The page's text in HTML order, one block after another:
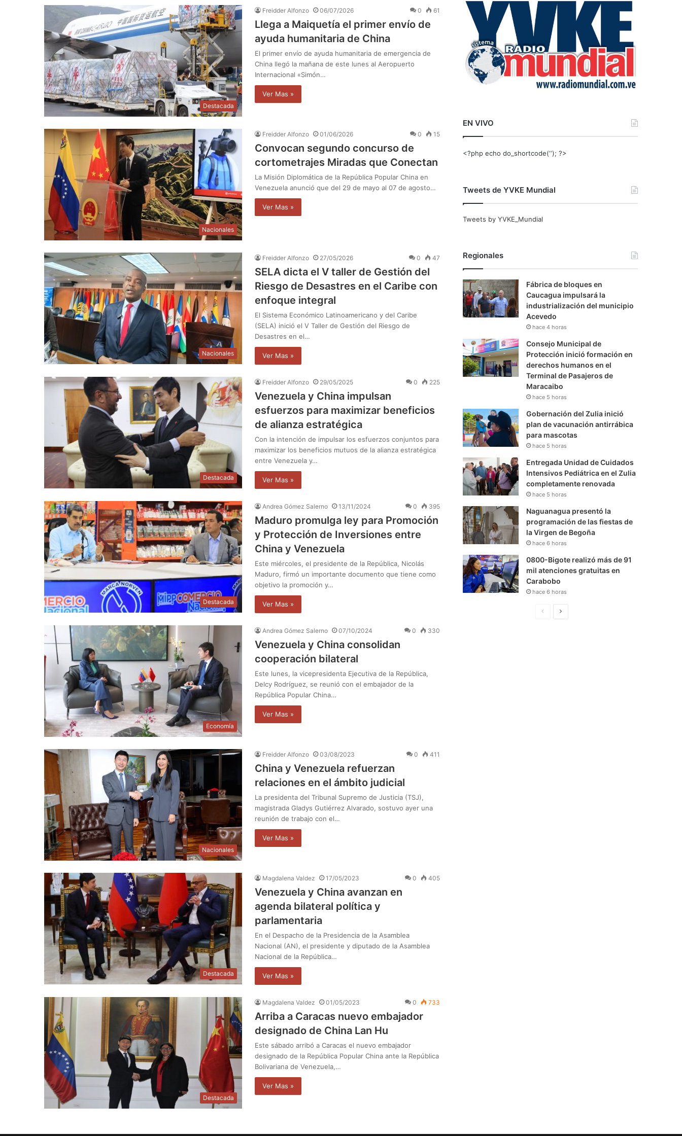
Destacada
Freidder Alfonzo 06/07/2026 0 61
Llega a Maiquetía el primer envío de
ayuda humanitaria de China
El primer envío de ayuda humanitaria de emergencia de
China llegó la mañana de este lunes al Aeropuerto
Internacional «Simón…
Ver Mas »
Nacionales
Freidder Alfonzo 01/06/2026 0 15
Convocan segundo concurso de
cortometrajes Miradas que Conectan
La Misión Diplomática de la República Popular China en
Venezuela anunció que del 29 de mayo al 07 de agosto…
Ver Mas »
Nacionales
Freidder Alfonzo 27/05/2026 0 47
SELA dicta el V taller de Gestión del
Riesgo de Desastres en el Caribe con
enfoque integral
El Sistema Económico Latinoamericano y del Caribe
(SELA) inició el V Taller de Gestión del Riesgo de
Desastres en el…
Ver Mas »
Destacada
Freidder Alfonzo 29/05/2025 0 225
Venezuela y China impulsan
esfuerzos para maximizar beneficios
de alianza estratégica
Con la intención de impulsar los esfuerzos conjuntos para
maximizar los beneficios mutuos de la alianza estratégica
entre Venezuela y…
Ver Mas »
Destacada
Andrea Gómez Salerno 13/11/2024 0 395
Maduro promulga ley para Promoción
y Protección de Inversiones entre
China y Venezuela
Este miércoles, el presidente de la República, Nicolás
Maduro, firmó un importante documento que tiene como
objetivo la promoción y…
Ver Mas »
Economía
Andrea Gómez Salerno 07/10/2024 0 330
Venezuela y China consolidan
cooperación bilateral
Este lunes, la vicepresidenta Ejecutiva de la República,
Delcy Rodríguez, se reunió con el embajador de la
República Popular China…
Ver Mas »
Nacionales
Freidder Alfonzo 03/08/2023 0 411
China y Venezuela refuerzan
relaciones en el ámbito judicial
La presidenta del Tribunal Supremo de Justicia (TSJ),
magistrada Gladys Gutiérrez Alvarado, sostuvo ayer una
reunión de trabajo con el…
Ver Mas »
Destacada
Magdalena Valdez 17/05/2023 0 405
Venezuela y China avanzan en
agenda bilateral política y
parlamentaria
En el Despacho de la Presidencia de la Asamblea
Nacional (AN), el presidente y diputado de la Asamblea
Nacional de la República…
Ver Mas »
Destacada
Magdalena Valdez 01/05/2023 0 733
Arriba a Caracas nuevo embajador
designado de China Lan Hu
Este sábado arribó a Caracas el nuevo embajador
designado de la República Popular China ante la República
Bolivariana de Venezuela,…
Ver Mas »
r
EN VIVO
<?php echo do_shortcode(‘‘); ?>
Tweets de YVKE Mundial
Tweets by YVKE_Mundial
Regionales
Fábrica de bloques en
Caucagua impulsará la
industrialización del municipio
Acevedo
hace 4 horas
Consejo Municipal de
Protección inició formación en
derechos humanos en el
Terminal de Pasajeros de
Maracaibo
hace 5 horas
Gobernación del Zulia inició
plan de vacunación antirrábica
para mascotas
hace 5 horas
Entregada Unidad de Cuidados
Intensivos Pediátrica en el Zulia
completamente renovada
hace 5 horas
Naguanagua presentó la
programación de las fiestas de
la Virgen de Begoña
hace 6 horas
0800-Bigote realizó más de 91
mil atenciones gratuitas en
Carabobo
hace 6 horas
S